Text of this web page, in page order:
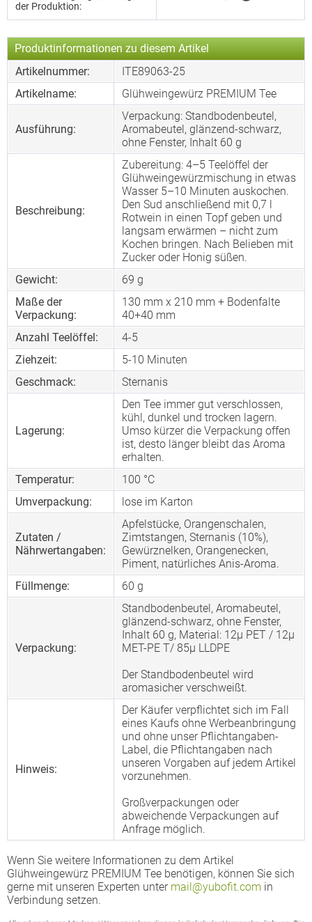
der Produktion:
Produktinformationen zu diesem Artikel
Artikelnummer:
ITE89063-25
Artikelname:
Glühweingewürz PREMIUM Tee
Ausführung:
Verpackung: Standbodenbeutel,
Aromabeutel, glänzend-schwarz,
ohne Fenster, Inhalt 60 g
Beschreibung:
Zubereitung: 4–5 Teelöffel der
Glühweingewürzmischung in etwas
Wasser 5–10 Minuten auskochen.
Den Sud anschließend mit 0,7 l
Rotwein in einen Topf geben und
langsam erwärmen – nicht zum
Kochen bringen. Nach Belieben mit
Zucker oder Honig süßen.
Gewicht:
69 g
Maße der
Verpackung:
130 mm x 210 mm + Bodenfalte
40+40 mm
Anzahl Teelöffel:
4-5
Ziehzeit:
5-10 Minuten
Geschmack:
Sternanis
Lagerung:
Den Tee immer gut verschlossen,
kühl, dunkel und trocken lagern.
Umso kürzer die Verpackung offen
ist, desto länger bleibt das Aroma
erhalten.
Temperatur:
100 °C
Umverpackung:
lose im Karton
Zutaten /
Nährwertangaben:
Apfelstücke, Orangenschalen,
Zimtstangen, Sternanis (10%),
Gewürznelken, Orangenecken,
Piment, natürliches Anis-Aroma.
Füllmenge:
60 g
Verpackung:
Standbodenbeutel, Aromabeutel,
glänzend-schwarz, ohne Fenster,
Inhalt 60 g, Material: 12µ PET / 12µ
MET-PE T/ 85µ LLDPE
Der Standbodenbeutel wird
aromasicher verschweißt.
Hinweis:
Der Käufer verpflichtet sich im Fall
eines Kaufs ohne Werbeanbringung
und ohne unser Pflichtangaben-
Label, die Pflichtangaben nach
unseren Vorgaben auf jedem Artikel
vorzunehmen.
Großverpackungen oder
abweichende Verpackungen auf
Anfrage möglich.
Wenn Sie weitere Informationen zu dem Artikel
Glühweingewürz PREMIUM Tee benötigen, können Sie sich
gerne mit unseren Experten unter mail@yubofit.com in
Verbindung setzen.